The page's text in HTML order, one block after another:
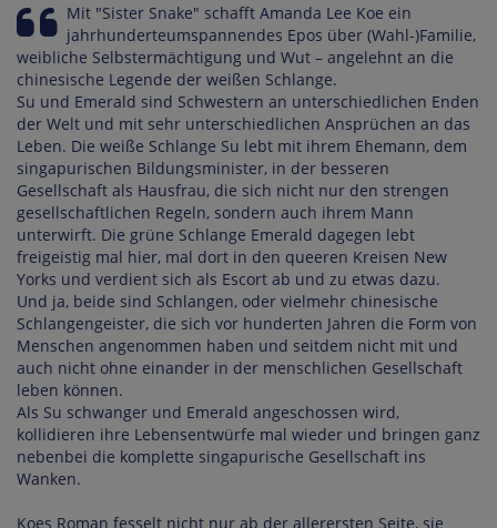
Mit "Sister Snake" schafft Amanda Lee Koe ein
jahrhunderteumspannendes Epos über (Wahl-)Familie,
weibliche Selbstermächtigung und Wut – angelehnt an die
chinesische Legende der weißen Schlange.
Su und Emerald sind Schwestern an unterschiedlichen Enden
der Welt und mit sehr unterschiedlichen Ansprüchen an das
Leben. Die weiße Schlange Su lebt mit ihrem Ehemann, dem
singapurischen Bildungsminister, in der besseren
Gesellschaft als Hausfrau, die sich nicht nur den strengen
gesellschaftlichen Regeln, sondern auch ihrem Mann
unterwirft. Die grüne Schlange Emerald dagegen lebt
freigeistig mal hier, mal dort in den queeren Kreisen New
Yorks und verdient sich als Escort ab und zu etwas dazu.
Und ja, beide sind Schlangen, oder vielmehr chinesische
Schlangengeister, die sich vor hunderten Jahren die Form von
Menschen angenommen haben und seitdem nicht mit und
auch nicht ohne einander in der menschlichen Gesellschaft
leben können.
Als Su schwanger und Emerald angeschossen wird,
kollidieren ihre Lebensentwürfe mal wieder und bringen ganz
nebenbei die komplette singapurische Gesellschaft ins
Wanken.
Koes Roman fesselt nicht nur ab der allerersten Seite, sie